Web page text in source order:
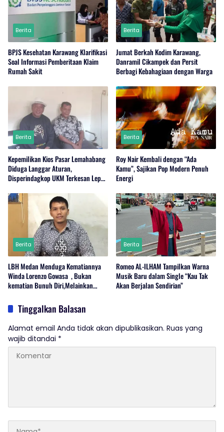
Berita
BPJS Kesehatan Karawang Klarifikasi
Soal Informasi Pemberitaan Klaim
Rumah Sakit
Berita
Jumat Berkah Kodim Karawang,
Danramil Cikampek dan Persit
Berbagi Kebahagiaan dengan Warga
Berita
Kepemilikan Kios Pasar Lemahabang
Diduga Langgar Aturan,
Disperindagkop UKM Terkesan Lepas
Berita
Roy Nair Kembali dengan “Ada
Kamu”, Sajikan Pop Modern Penuh
Energi
Berita
LBH Medan Menduga Kematiannya
Winda Lorenzo Gowasa , Bukan
kematian Bunuh Diri,Melainkan
Berita
Romeo AL-ILHAM Tampilkan Warna
Musik Baru dalam Single “Kau Tak
Akan Berjalan Sendirian”
Tinggalkan Balasan
Alamat email Anda tidak akan dipublikasikan. Ruas yang
wajib ditandai *